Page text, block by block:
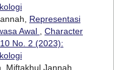
Representasi
Awal
Character
No. 2 (2023):
Miftakhul Jannah,